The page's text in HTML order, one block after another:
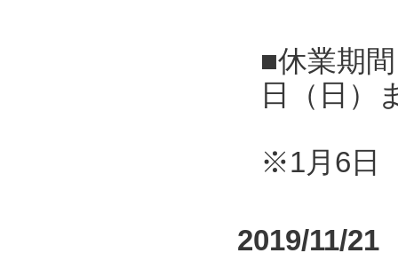
■休業期
日（日）
※1月6日
2019/11/21